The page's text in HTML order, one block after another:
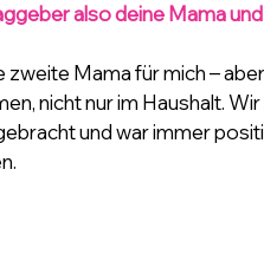
also deine Mama
zweite Mama für mich –
nicht nur im Haushalt.
und war immer